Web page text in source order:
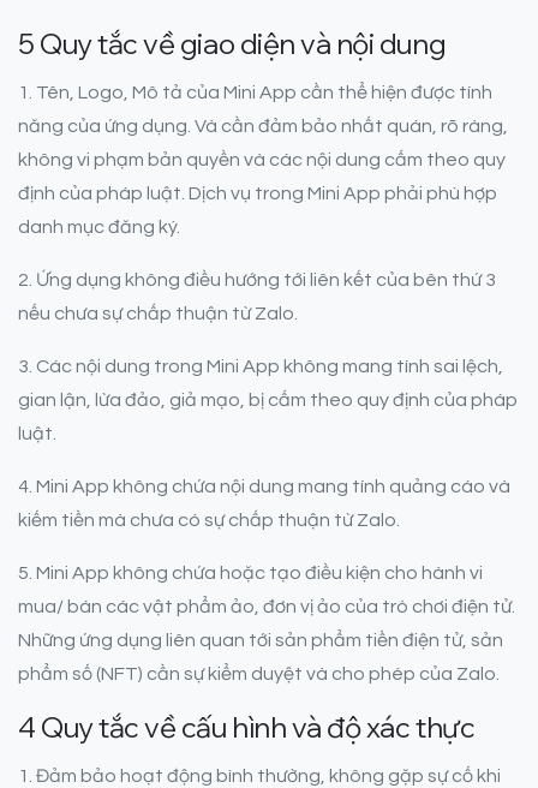
5 Quy tắc về giao diện và nội dung
1. Tên, Logo, Mô tả của Mini App cần thể hiện được tính
năng của ứng dụng. Và cần đảm bảo nhất quán, rõ ràng,
không vi phạm bản quyền và các nội dung cấm theo quy
định của pháp luật. Dịch vụ trong Mini App phải phù hợp
danh mục đăng ký.
2. Ứng dụng không điều hướng tới liên kết của bên thứ 3
nếu chưa sự chấp thuận từ Zalo.
3. Các nội dung trong Mini App không mang tính sai lệch,
gian lận, lừa đảo, giả mạo, bị cấm theo quy định của pháp
luật.
4. Mini App không chứa nội dung mang tính quảng cáo và
kiếm tiền mà chưa có sự chấp thuận từ Zalo.
5. Mini App không chứa hoặc tạo điều kiện cho hành vi
mua/ bán các vật phẩm ảo, đơn vị ảo của trò chơi điện tử.
Những ứng dụng liên quan tới sản phẩm tiền điện tử, sản
phẩm số (NFT) cần sự kiểm duyệt và cho phép của Zalo.
4 Quy tắc về cấu hình và độ xác thực
1. Đảm bảo hoạt động bình thường, không gặp sự cố khi